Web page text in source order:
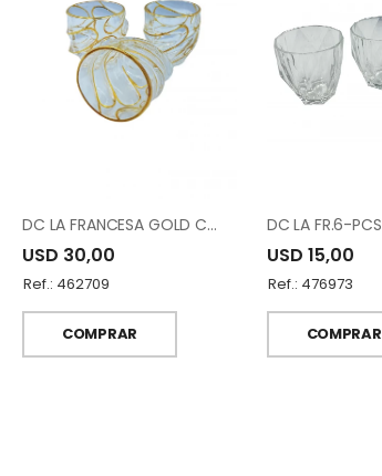
DC LA FRANCESA GOLD CUP 6PCS SY-JB002-4
USD 30,00
Ref.: 462709
COMPRAR
USD 15,00
Ref.: 476973
COMPRAR